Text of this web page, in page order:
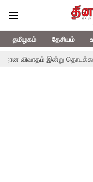
தமிழகம் தேசியம்
இன்று தொடக்கம்: பல்வேறு